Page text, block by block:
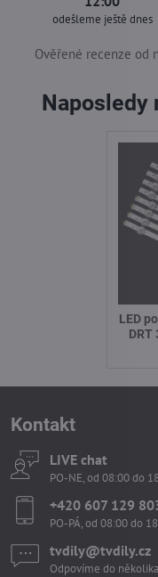
odešleme ještě dnes
Ověřené recenze od
Naposledy
LED
DRT
Kontakt
LIVE chat
PO-NE, od 08:00 do
+420 607 129
PO-PÁ, od 08:00 do
tvdily​@tvdily​.cz
Odpovíme do